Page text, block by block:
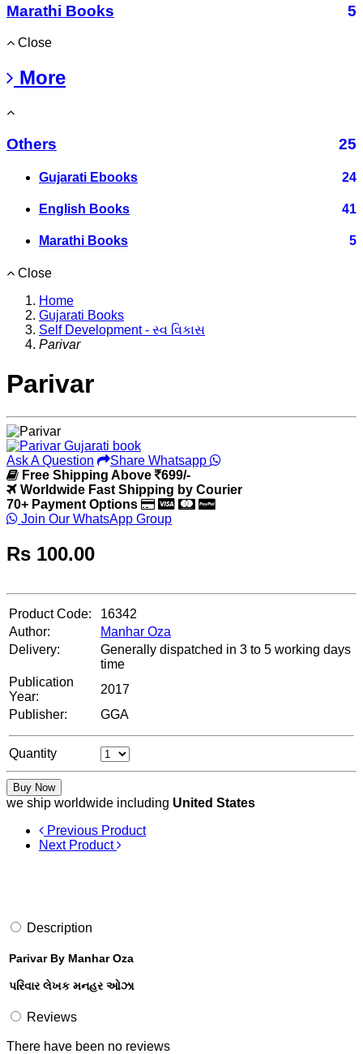
Marathi Books
5
Close
More
Others 25
Gujarati Ebooks 24
English Books 41
Marathi Books 5
Close
Home
Gujarati Books
Self Development - સ્વ વિકાસ
Parivar
Parivar
Ask A Question
Share Whatsapp
Free Shipping Above
699/-
Worldwide Fast Shipping by Courier
70+ Payment Options
Join Our WhatsApp Group
Rs 100.00
Product Code:
16342
Author:
Manhar Oza
Delivery:
Generally dispatched in 3 to 5 working days
time
Publication
Year:
2017
Publisher:
GGA
Quantity
Buy Now
we ship worldwide including United States
Previous Product
Next Product
Description
Parivar By Manhar Oza
પરિવાર લેખક મનહર ઓઝા
Reviews
There have been no reviews